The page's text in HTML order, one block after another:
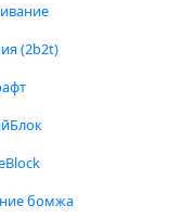
(2b2t)
бомжа